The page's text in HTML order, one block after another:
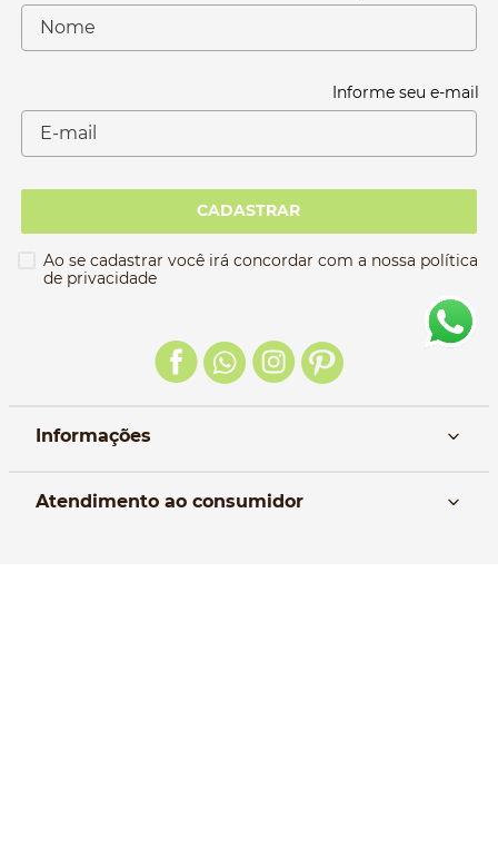
Informe seu e-mail
CADASTRAR
Ao se cadastrar você irá concordar com a nossa política
de privacidade
Informações
Atendimento ao consumidor